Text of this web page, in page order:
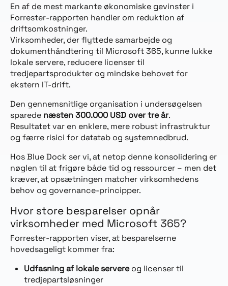
En af de mest markante økonomiske gevinster i
Forrester-rapporten handler om reduktion af
driftsomkostninger.
Virksomheder, der flyttede samarbejde og
dokumenthåndtering til Microsoft 365, kunne lukke
lokale servere, reducere licenser til
tredjepartsprodukter og mindske behovet for
ekstern IT-drift.
Den gennemsnitlige organisation i undersøgelsen
sparede næsten 300.000 USD over tre år.
Resultatet var en enklere, mere robust infrastruktur
og færre risici for datatab og systemnedbrud.
Hos Blue Dock ser vi, at netop denne konsolidering er
nøglen til at frigøre både tid og ressourcer – men det
kræver, at opsætningen matcher virksomhedens
behov og governance-principper.
Hvor store besparelser opnår
virksomheder med Microsoft 365?
Forrester-rapporten viser, at besparelserne
hovedsageligt kommer fra:
Udfasning af lokale servereog licenser til
tredjepartsløsninger